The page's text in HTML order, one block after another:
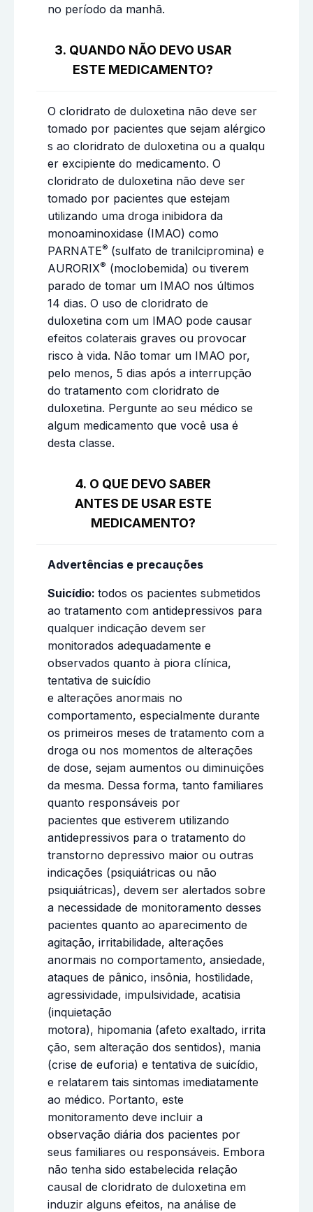
no período da manhã.
3. QUANDO NÃO DEVO USAR
ESTE MEDICAMENTO?
O cloridrato de duloxetina não deve ser
tomado por pacientes que sejam alérgico
s ao cloridrato de duloxetina ou a qualqu
er excipiente do medicamento. O
cloridrato de duloxetina não deve ser
tomado por pacientes que estejam
utilizando uma droga inibidora da
monoaminoxidase (IMAO) como
PARNATE® (sulfato de tranilcipromina) e
AURORIX® (moclobemida) ou tiverem
parado de tomar um IMAO nos últimos
14 dias. O uso de cloridrato de
duloxetina com um IMAO pode causar
efeitos colaterais graves ou provocar
risco à vida. Não tomar um IMAO por,
pelo menos, 5 dias após a interrupção
do tratamento com cloridrato de
duloxetina. Pergunte ao seu médico se
algum medicamento que você usa é
desta classe.
4. O QUE DEVO SABER
ANTES DE USAR ESTE
MEDICAMENTO?
Advertências e precauções
Suicídio: todos os pacientes submetidos
ao tratamento com antidepressivos para
qualquer indicação devem ser
monitorados adequadamente e
observados quanto à piora clínica,
tentativa de suicídio
e alterações anormais no
comportamento, especialmente durante
os primeiros meses de tratamento com a
droga ou nos momentos de alterações
de dose, sejam aumentos ou diminuições
da mesma. Dessa forma, tanto familiares
quanto responsáveis por
pacientes que estiverem utilizando
antidepressivos para o tratamento do
transtorno depressivo maior ou outras
indicações (psiquiátricas ou não
psiquiátricas), devem ser alertados sobre
a necessidade de monitoramento desses
pacientes quanto ao aparecimento de
agitação, irritabilidade, alterações
anormais no comportamento, ansiedade,
ataques de pânico, insônia, hostilidade,
agressividade, impulsividade, acatisia
(inquietação
motora), hipomania (afeto exaltado, irrita
ção, sem alteração dos sentidos), mania
(crise de euforia) e tentativa de suicídio,
e relatarem tais sintomas imediatamente
ao médico. Portanto, este
monitoramento deve incluir a
observação diária dos pacientes por
seus familiares ou responsáveis. Embora
não tenha sido estabelecida relação
causal de cloridrato de duloxetina em
induzir alguns efeitos, na análise de